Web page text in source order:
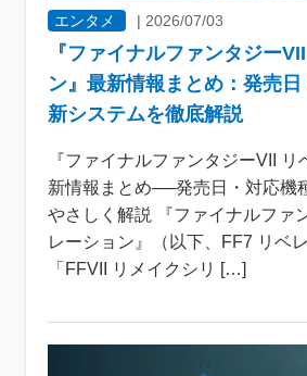
エンタメ | 2026/07/03
『ファイナルファンタジー
ン』最新情報まとめ：発売日
新システムを徹底解説
『ファイナルファンタジーVII
新情報まとめ──発売日・対応機
やさしく解説 『ファイナルファ
レーション』（以下、FF7 リベ
「FFVII リメイクシリ […]